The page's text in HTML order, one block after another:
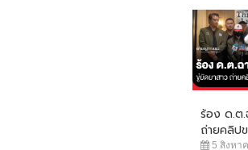
ร้อง ด.ต.
ถ่ายคลิป
5 สิงหา